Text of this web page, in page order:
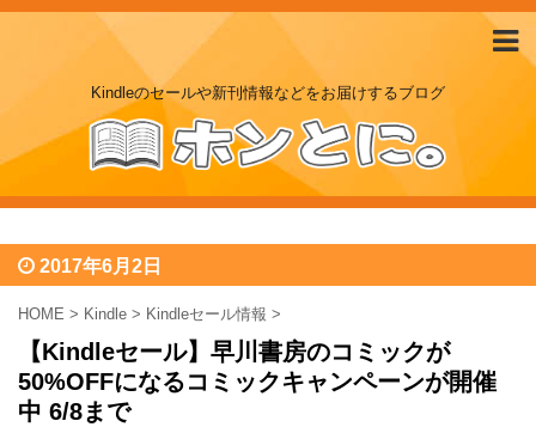
Kindleのセールや新刊情報などをお届けするブログ
2017年6月2日
HOME > Kindle > Kindleセール情報 >
【Kindleセール】早川書房のコミックが
50%OFFになるコミックキャンペーンが開催
中 6/8まで